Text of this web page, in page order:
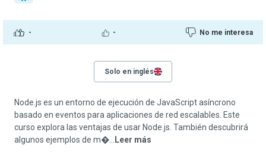
- - No me interesa
Solo en inglés
Node.js es un entorno de ejecución de JavaScript asíncrono
basado en eventos para aplicaciones de red escalables. Este
curso explora las ventajas de usar Node.js. También descubrirá
algunos ejemplos de m�...
Leer más